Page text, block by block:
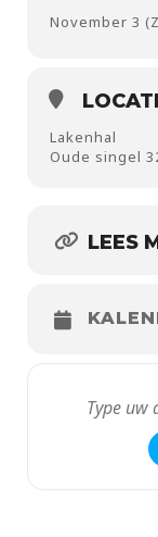
November 3
Lakenhal
Oude singel
LEES